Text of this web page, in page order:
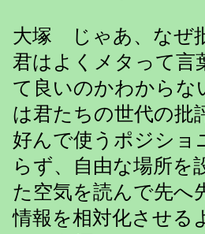
大塚 じゃあ、なぜ
君はよくメタって言
て良いのかわからな
は君たちの世代の批
好んで使うポジショ
らず、自由な場所を
た空気を読んで先へ
情報を相対化させる